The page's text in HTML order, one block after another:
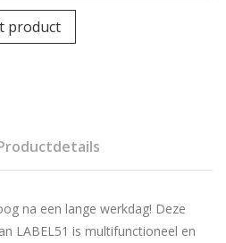
product
na een lange werkdag! Deze
LABEL51 is multifunctioneel en